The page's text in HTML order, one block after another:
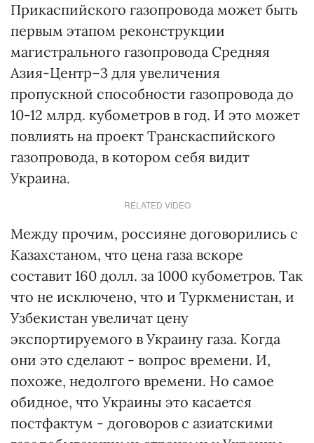
Прикаспийского газопровода может быть
первым этапом реконструкции
магистрального газопровода Средняя
Азия-Центр–3 для увеличения
пропускной способности газопровода до
10-12 млрд. кубометров в год. И это может
повлиять на проект Транскаспийского
газопровода, в котором себя видит
Украина.
RELATED VIDEO
Между прочим, россияне договорились с
Казахстаном, что цена газа вскоре
составит 160 долл. за 1000 кубометров. Так
что не исключено, что и Туркменистан, и
Узбекистан увеличат цену
экспортируемого в Украину газа. Когда
они это сделают - вопрос времени. И,
похоже, недолгого времени. Но самое
обидное, что Украины это касается
постфактум - договоров с азиатскими